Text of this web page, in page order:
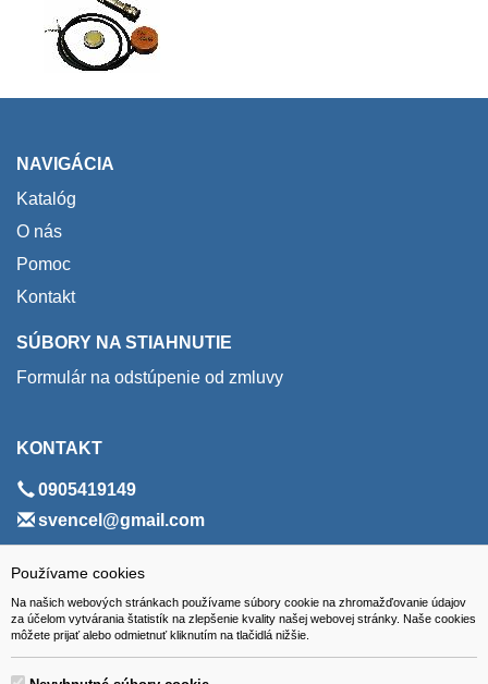
Používame cookies
Na našich webových stránkach používame súbory cookie na zhromažďovanie údajov
za účelom vytvárania štatistík na zlepšenie kvality našej webovej stránky. Naše cookies
môžete prijať alebo odmietnuť kliknutím na tlačidlá nižšie.
NAVIGÁCIA
Katalóg
O nás
Pomoc
Kontakt
SÚBORY NA STIAHNUTIE
Formulár na odstúpenie od zmluvy
KONTAKT
0905419149
svencel@gmail.com
ADRESA
VEST - tech s.r.o.
Hviezdoslavova 280/6, 965 01 Žiar nad Hronom
Slovakia (Slovak Republic)